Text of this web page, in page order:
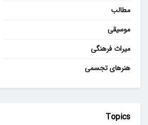
مطالب
موسیقی
میراث فرهنگی
هنرهای تجسمی
Topics